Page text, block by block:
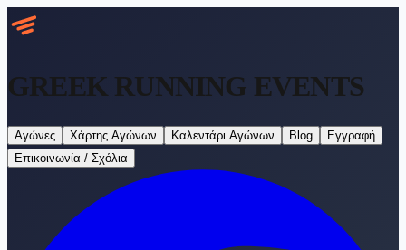
GREEK RUNNING EVENTS
Αγώνες Χάρτης Αγώνων Καλεντάρι Αγώνων Blog
Εγγραφή
Επικοινωνία / Σχόλια